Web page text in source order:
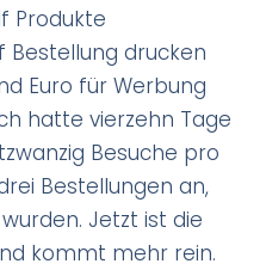
Produkte
Bestellung drucken
Euro für Werbung
hatte vierzehn Tage
Besuche pro
Bestellungen an,
Jetzt ist die
kommt mehr rein.